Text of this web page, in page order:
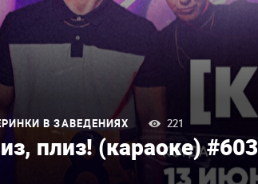
В ЗАВЕДЕНИЯХ 221
плиз! (караоке) #603